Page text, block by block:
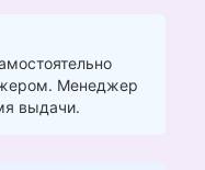
Менеджер
выдачи.